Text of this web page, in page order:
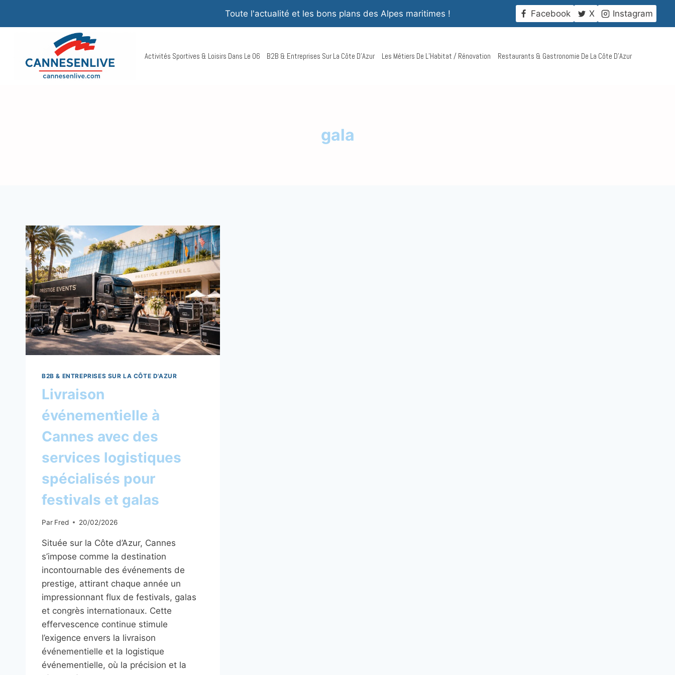
Toute l'actualité et les bons plans des Alpes maritimes ! Facebook X Instagram
Activités Sportives & Loisirs Dans Le 06 B2B & Entreprises Sur La Côte D’Azur Les Métiers De L’Habitat / Rénovation Restaurants & Gastronomie De La Côte D’Azur
gala
B2B & ENTREPRISES SUR LA CÔTE D'AZUR
Livraison
événementielle à
Cannes avec des
services logistiques
spécialisés pour
festivals et galas
Par Fred 20/02/2026
Située sur la Côte d’Azur, Cannes
s’impose comme la destination
incontournable des événements de
prestige, attirant chaque année un
impressionnant flux de festivals, galas
et congrès internationaux. Cette
effervescence continue stimule
l’exigence envers la livraison
événementielle et la logistique
événementielle, où la précision et la